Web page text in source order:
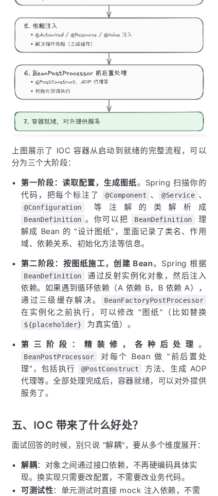
上图展示了 IOC 容器从启动到就绪的完整流程，可以
分为三个大阶段：
第一阶段：读取配置，生成图纸。Spring 扫描你的
代码，把每个标注了
@Component 、 @Service 、
@Configuration 等注解的类解析成
BeanDefinition 。你可以把 BeanDefinition
理
解成 Bean 的 "设计图纸"，里面记录了类名、作用
域、依赖关系、初始化方法等信息。
第二阶段：按图纸施工，创建 Bean。Spring 根据
BeanDefinition
通过反射实例化对象，然后注入
依赖。如果遇到循环依赖（A 依赖 B，B 依赖 A），
通过三级缓存解决。
BeanFactoryPostProcessor
在实例化之前执行，可以修改 "图纸"（比如替换
${placeholder} 为真实值）。
第三阶段：精装修，各种后处理 。
BeanPostProcessor
对每个 Bean 做 "前后置处
理"，包括执行
@PostConstruct
方法、生成 AOP
代理等。全部处理完成后，容器就绪，可以对外提供
服务了。
五、IOC 带来了什么好处？
面试回答的时候，别只说 "解耦"，要从多个维度展开：
解耦：对象之间通过接口依赖，不再硬编码具体实
现。换实现只需要改配置，不需要改业务代码。
可测试性：单元测试时直接 mock 注入依赖，不需